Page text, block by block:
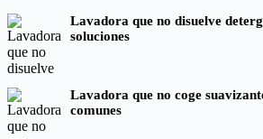
Lavadora que no disuelve
soluciones
Lavadora que no coge
comunes